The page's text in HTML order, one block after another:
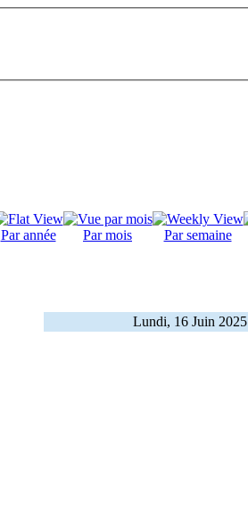
Par année Par mois Par semaine
Lundi, 16 Juin 2025